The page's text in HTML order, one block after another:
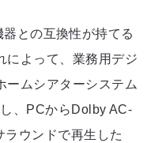
との互換性が持てる
によって、業務用デジ
ームシアターシステム
、PCからDolby AC-
ウンドで再生した